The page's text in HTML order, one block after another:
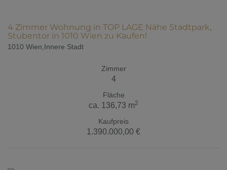
4 Zimmer Wohnung in TOP LAGE Nähe Stadtpark,
Stubentor in 1010 Wien zu Kaufen!
1010 Wien,Innere Stadt
Zimmer
4
Fläche
ca. 136,73 m2
Kaufpreis
1.390.000,00 €